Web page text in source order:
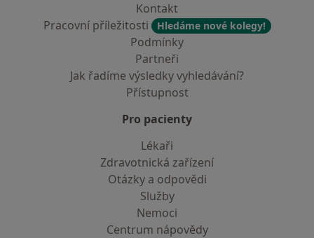
Kontakt
Pracovní příležitosti
Hledáme nové kolegy!
Podmínky
Partneři
Jak řadíme výsledky vyhledávání?
Přístupnost
Pro pacienty
Lékaři
Zdravotnická zařízení
Otázky a odpovědi
Služby
Nemoci
Centrum nápovědy